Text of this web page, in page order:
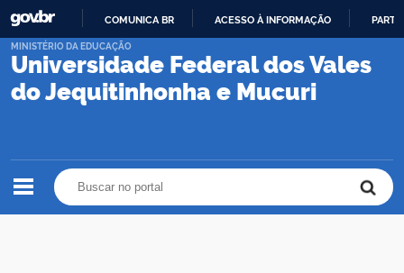
PARA
CONTEÚDO
COMUNICA BR ACESSO À INFORMAÇÃO
Universidade Federal dos Vales
do Jequitinhonha e Mucuri
MINISTÉRIO DA EDUCAÇÃO